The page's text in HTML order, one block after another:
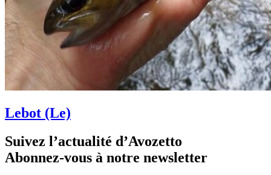
Lebot (Le)
Suivez l’actualité d’Avozetto
Abonnez-vous à notre newsletter